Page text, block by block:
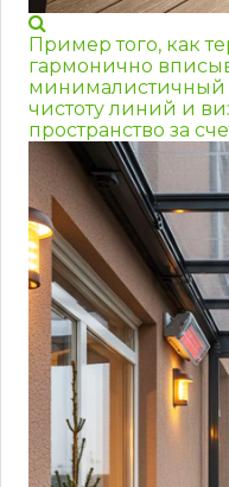
Пример того, как
гармонично
минималистичный
чистоту линий и
пространство за